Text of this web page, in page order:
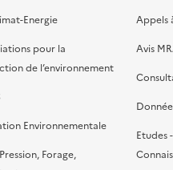
Energie
pour la
de l’environnement
Environnementale
Forage,
Appels
Avis
Etudes